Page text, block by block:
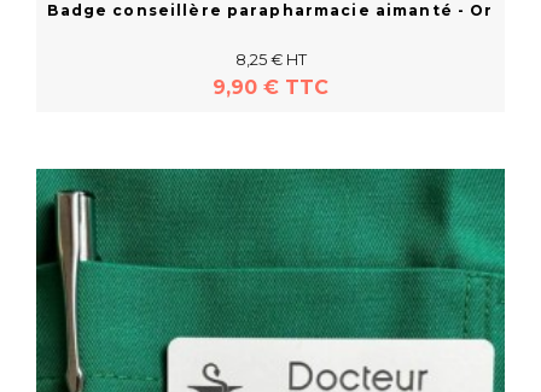
En savoir plus
Badge conseillère parapharmacie aimanté - Or
8,25 € HT
9,90 € TTC